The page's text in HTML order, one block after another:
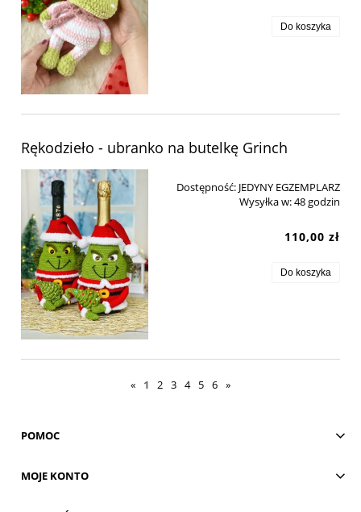
Do koszyka
Rękodzieło - ubranko na butelkę Grinch
Dostępność: JEDYNY EGZEMPLARZ
Wysyłka w:48 godzin
110,00 zł
Do koszyka
« 1 2 3 4 5 6 »
POMOC
MOJE KONTO